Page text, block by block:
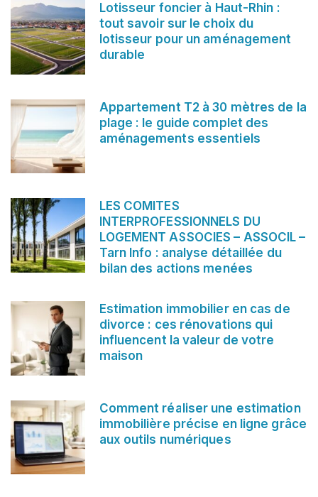
Lotisseur foncier à Haut-Rhin :
tout savoir sur le choix du
lotisseur pour un aménagement
durable
Appartement T2 à 30 mètres de la
plage : le guide complet des
aménagements essentiels
LES COMITES
INTERPROFESSIONNELS DU
LOGEMENT ASSOCIES – ASSOCIL –
Tarn Info : analyse détaillée du
bilan des actions menées
Estimation immobilier en cas de
divorce : ces rénovations qui
influencent la valeur de votre
maison
Comment réaliser une estimation
immobilière précise en ligne grâce
aux outils numériques